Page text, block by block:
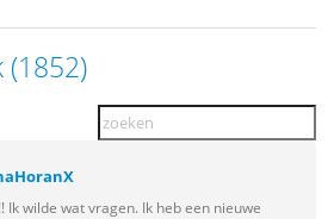
(1852)
Ik wilde wat vragen. Ik heb een nieuwe